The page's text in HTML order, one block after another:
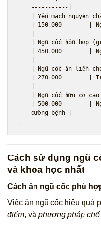
-----------|
| Yến mạch
| 150.000        |
| Ngũ cốc hỗn hợp
| 450.000        |
| Ngũ cốc ăn liền
| 270.000        |
| Ngũ cốc hữu cơ
| 500.000        |
Cách sử dụng ngũ
và khoa học nhất
Cách ăn ngũ cốc phù
Việc ăn ngũ cốc hiệu quả
điểm, và phương pháp